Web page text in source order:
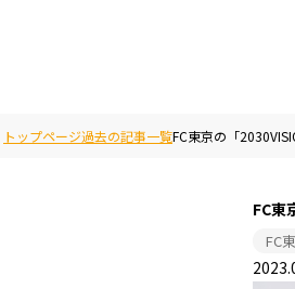
トップページ過去の記事一覧FC東京の「
FC東
FC